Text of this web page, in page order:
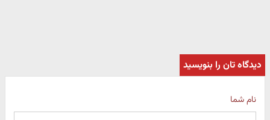
دیدگاه تان را بنویسید
نام شما